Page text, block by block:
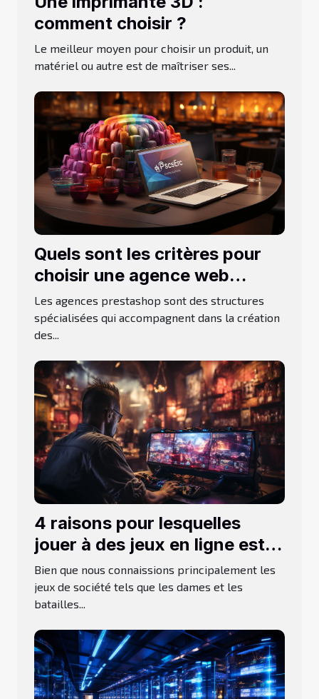
comment choisir ?
Le meilleur moyen pour choisir un produit, un
matériel ou autre est de maîtriser ses...
Quels sont les critères pour
choisir une agence web
Prestashop ?
Les agences prestashop sont des structures
spécialisées qui accompagnent dans la création
des...
4 raisons pour lesquelles
jouer à des jeux en ligne est
bon pour vous
Bien que nous connaissions principalement les
jeux de société tels que les dames et les
batailles...